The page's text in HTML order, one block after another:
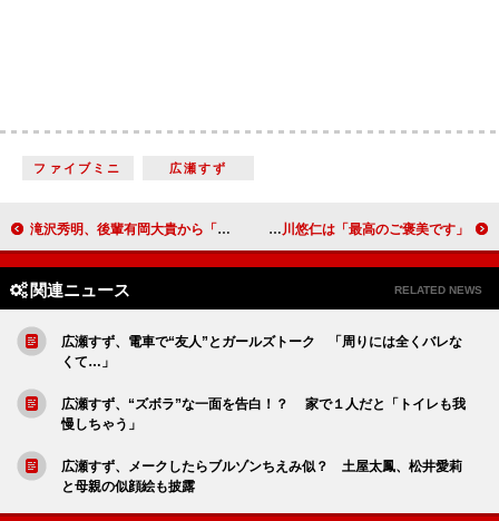
ファイブミニ 広瀬すず
滝沢秀明、後輩有岡大貴から「不気味で近寄れなかった」 共演現場で「一言もしゃべっていない」 有村架純、ゆずの新曲「前向きになれる」 ゆず・北川悠仁は「最高のご褒美です」
関連ニュース RELATED NEWS
広瀬すず、電車で“友人”とガールズトーク 「周りには全くバレな
くて…」
広瀬すず、“ズボラ”な一面を告白！？ 家で１人だと「トイレも我
慢しちゃう」
広瀬すず、メークしたらブルゾンちえみ似？ 土屋太鳳、松井愛莉
と母親の似顔絵も披露